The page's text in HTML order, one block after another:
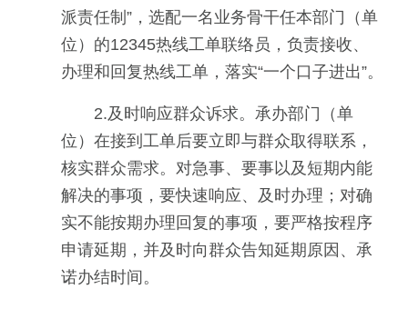
派责任制”，选配一名业务骨干任本部门（单
位）的12345热线工单联络员，负责接收、
办理和回复热线工单，落实“一个口子进出”。
2.及时响应群众诉求。承办部门（单
位）在接到工单后要立即与群众取得联系，
核实群众需求。对急事、要事以及短期内能
解决的事项，要快速响应、及时办理；对确
实不能按期办理回复的事项，要严格按程序
申请延期，并及时向群众告知延期原因、承
诺办结时间。